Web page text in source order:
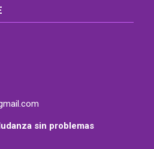
sin problemas